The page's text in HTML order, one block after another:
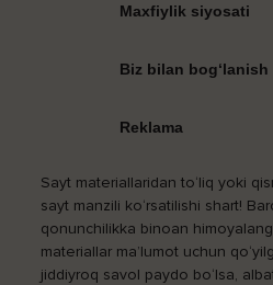
Maxfiylik siyosati
Biz bilan bog‘lanish
Reklama
Sayt materiallaridan to‘liq yoki
sayt manzili ko‘rsatilishi shart!
qonunchilikka binoan
materiallar ma’lumot uchun
jiddiyroq savol paydo bo‘lsa,